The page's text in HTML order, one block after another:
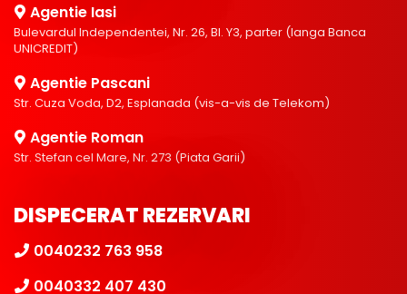
Agentie Iasi
Bulevardul Independentei, Nr. 26, Bl. Y3, parter (langa Banca
UNICREDIT)
Agentie Pascani
Str. Cuza Voda, D2, Esplanada (vis-a-vis de Telekom)
Agentie Roman
Str. Stefan cel Mare, Nr. 273 (Piata Garii)
DISPECERAT REZERVARI
0040232 763 958
0040332 407 430